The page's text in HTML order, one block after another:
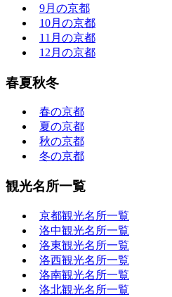
9月の京都
10月の京都
11月の京都
12月の京都
春夏秋冬
春の京都
夏の京都
秋の京都
冬の京都
観光名所一覧
京都観光名所一覧
洛中観光名所一覧
洛東観光名所一覧
洛西観光名所一覧
洛南観光名所一覧
洛北観光名所一覧